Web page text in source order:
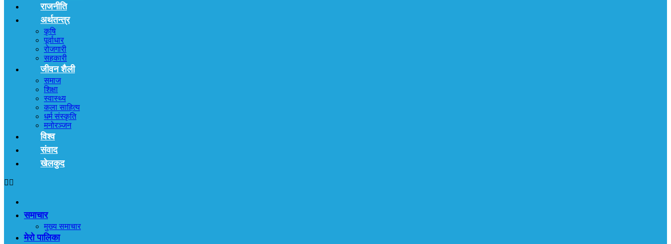
राजनीति
अर्थतन्त्र
कृषि
पूर्वाधार
रोजगारी
सहकारी
जीवन शैली
समाज
शिक्षा
स्वास्थ्य
कला साहित्य
धर्म संस्कृति
मनोरञ्जन
विश्व
संवाद
खेलकुद
समाचार
मुख्य समाचार
मेरो पालिका